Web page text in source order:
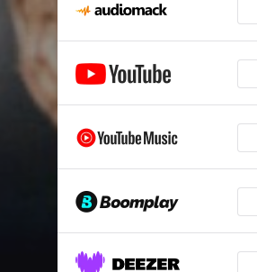
Call Sos
Yeh!
Jack 5 (Lttd)